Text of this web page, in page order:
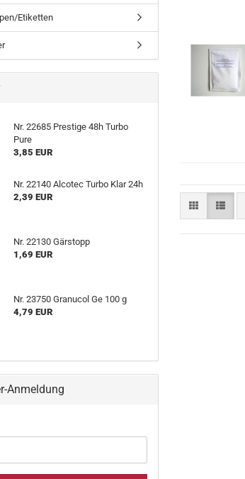
Etiketten
Nr. 22685 Prestige 48h Turbo
Pure
3,85 EUR
Nr. 22140 Alcotec Turbo Klar 24h
2,39 EUR
Nr. 22130 Gärstopp
1,69 EUR
Nr. 23750 Granucol Ge 100 g
4,79 EUR
Anmeldung